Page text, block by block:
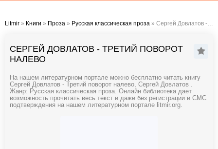
Litmir » Книги » Проза » Русская классическая проза » Сергей Довлатов - Третий поворот налево
СЕРГЕЙ ДОВЛАТОВ - ТРЕТИЙ ПОВОРОТ
НАЛЕВО
На нашем литературном портале можно бесплатно читать книгу
Сергей Довлатов - Третий поворот налево, Сергей Довлатов .
Жанр: Русская классическая проза. Онлайн библиотека дает
возможность прочитать весь текст и даже без регистрации и СМС
подтверждения на нашем литературном портале litmir.org.